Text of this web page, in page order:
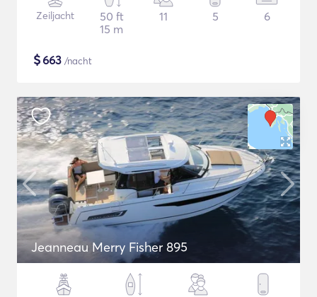
Zeiljacht
50 ft
15 m
11 5 6
$663 /nacht
Jeanneau Merry Fisher 895